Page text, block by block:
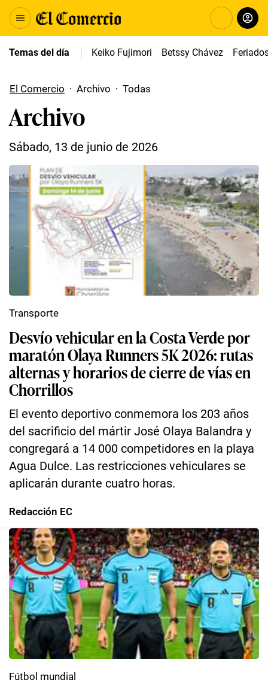
Temas del día Keiko Fujimori Betssy Chávez
El Comercio · Archivo · Todas
Archivo
Sábado, 13 de junio de 2026
Desvío vehicular en la Costa Verde por
maratón Olaya Runners 5K 2026: rutas
alternas y horarios de cierre de vías en
Chorrillos
El evento deportivo conmemora los 203 años
del sacrificio del mártir José Olaya Balandra y
congregará a 14 000 competidores en la playa
Agua Dulce. Las restricciones vehiculares se
aplicarán durante cuatro horas.
Transporte
Redacción EC
Fútbol mundial